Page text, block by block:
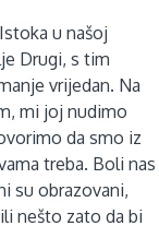
u našoj
Drugi, s tim
vrijedan. Na
mi joj nudimo
da smo iz
treba. Boli nas
su obrazovani,
nešto zato da bi